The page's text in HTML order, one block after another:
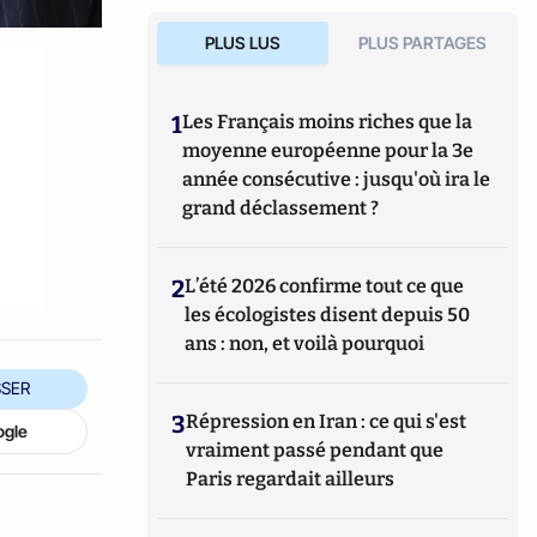
PLUS LUS PLUS PARTAGES
1Les Français moins riches que la
moyenne européenne pour la 3e
année consécutive : jusqu'où ira le
grand déclassement ?
2L’été 2026 confirme tout ce que
les écologistes disent depuis 50
ans : non, et voilà pourquoi
3Répression en Iran : ce qui s'est
vraiment passé pendant que
Paris regardait ailleurs